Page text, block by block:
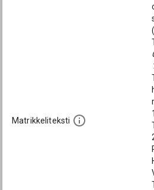
Matrikkeliteksti